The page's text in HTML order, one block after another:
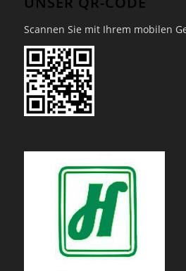
Scannen Sie mit Ihrem mobilen